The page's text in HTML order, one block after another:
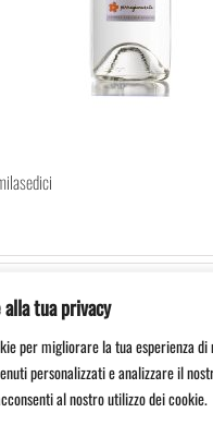
tua privacy
per migliorare la tua esperienza
personalizzati e analizzare il
al nostro utilizzo dei cookie.
Serragiumenta Aziende Agricole Riunite |